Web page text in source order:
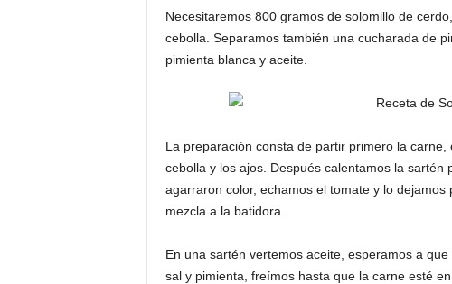
Necesitaremos 800 gramos de solomillo de
cebolla. Separamos también una cucharada de
pimienta blanca y aceite.
La preparación consta de partir primero la
cebolla y los ajos. Después calentamos la
agarraron color, echamos el tomate y lo
mezcla a la batidora.
En una sartén vertemos aceite, esperamos a
sal y pimienta, freímos hasta que la carne esté